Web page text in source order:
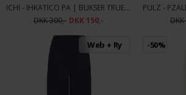
ICHI - IHKATICO PA | BUKSER TRUE BLUE
DKK 300,- DKK 150,-
Web + Ry -50%